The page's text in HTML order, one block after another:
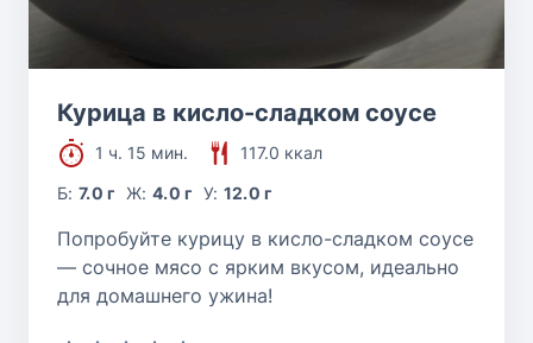
Курица в кисло-сладком соусе
1 ч. 15 мин.
117.0 ккал
Б:7.0 г Ж: 4.0 г У: 12.0 г
Попробуйте курицу в кисло-сладком соусе
— сочное мясо с ярким вкусом, идеально
для домашнего ужина!